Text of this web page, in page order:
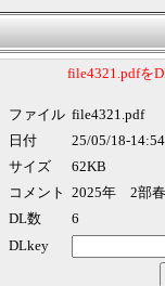
file4321.pdfを
ファイル file4321.pdf
日付
25/05/18-14:54
サイズ
62KB
コメント 2025年 2部
DL数
6
DLkey